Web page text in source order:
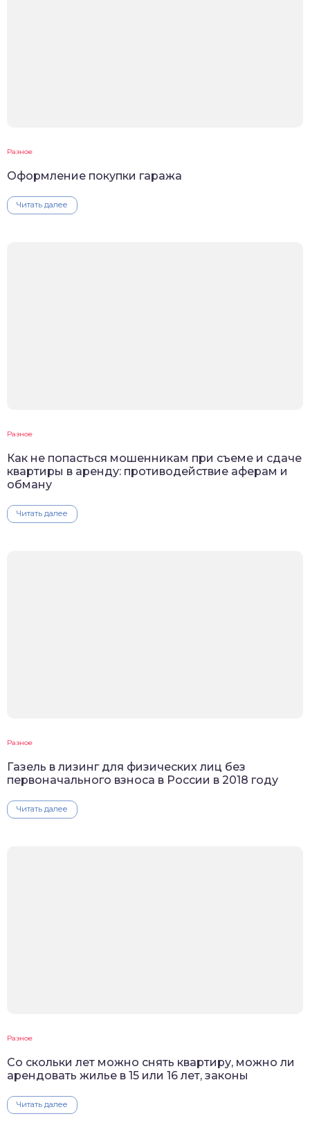
Разное
Оформление покупки гаража
Читать далее
Разное
Как не попасться мошенникам при съеме и сдаче
квартиры в аренду: противодействие аферам и
обману
Читать далее
Разное
Газель в лизинг для физических лиц без
первоначального взноса в России в 2018 году
Читать далее
Разное
Со скольки лет можно снять квартиру, можно ли
арендовать жилье в 15 или 16 лет, законы
Читать далее